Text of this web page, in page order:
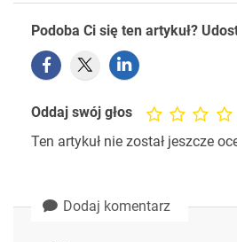
Podoba Ci się ten artykuł?
Oddaj swój głos
Ten artykuł nie został jeszcze
Dodaj komentarz